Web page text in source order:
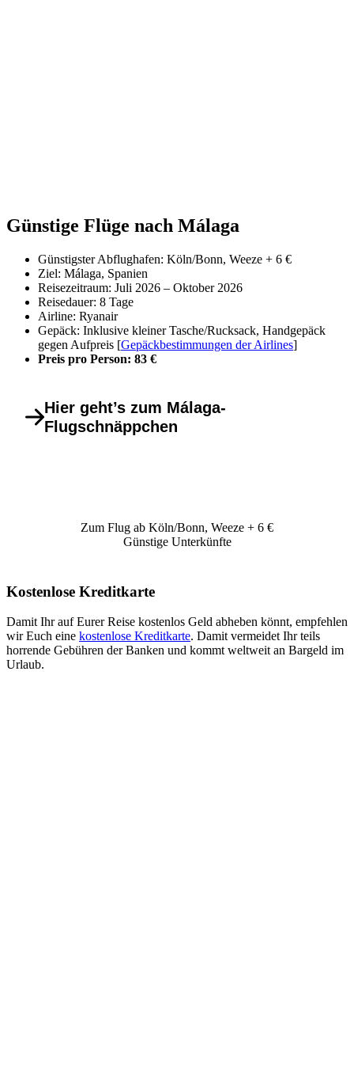
Günstige Flüge nach Málaga
Günstigster Abflughafen: Köln/Bonn, Weeze + 6 €
Ziel: Málaga, Spanien
Reisezeitraum: Juli 2026 – Oktober 2026
Reisedauer: 8 Tage
Airline: Ryanair
Gepäck: Inklusive kleiner Tasche/Rucksack, Handgepäck
gegen Aufpreis [Gepäckbestimmungen der Airlines]
Preis pro Person: 83 €
Hier geht’s zum Málaga-
Flugschnäppchen
Zum Flug ab Köln/Bonn, Weeze + 6 €
Günstige Unterkünfte
Kostenlose Kreditkarte
Damit Ihr auf Eurer Reise kostenlos Geld abheben könnt, empfehlen
wir Euch eine kostenlose Kreditkarte. Damit vermeidet Ihr teils
horrende Gebühren der Banken und kommt weltweit an Bargeld im
Urlaub.